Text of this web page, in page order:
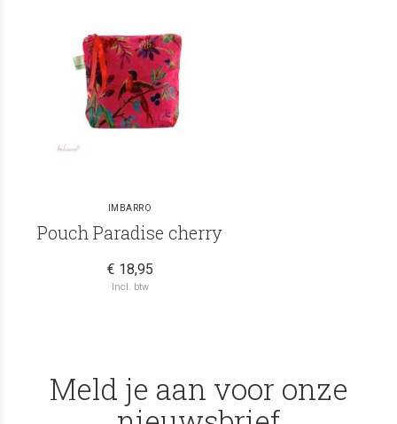
IMBARRO
Pouch Paradise cherry
€ 18,95
Incl. btw
Meld je aan voor onze